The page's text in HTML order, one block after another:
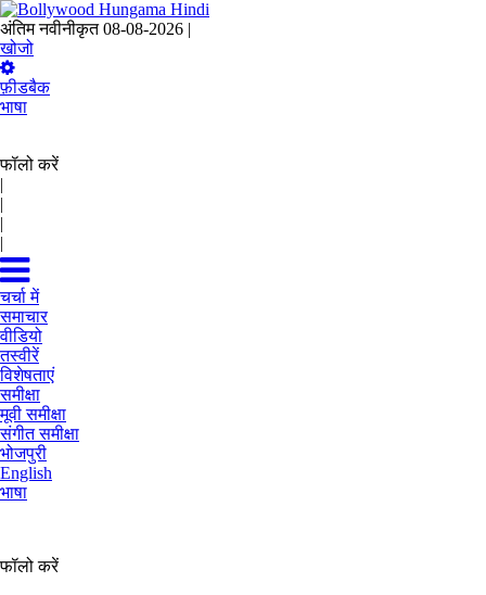
अंतिम नवीनीकृत 08-08-2026 |
खोजो
फ़ीडबैक
भाषा
फॉलो करें
|
|
|
|
चर्चा में
समाचार
वीडियो
तस्वीरें
विशेषताएं
समीक्षा
मूवी समीक्षा
संगीत समीक्षा
भोजपुरी
English
भाषा
फॉलो करें